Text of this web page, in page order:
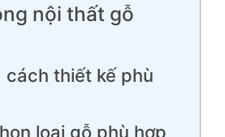
nội thất gỗ
cách thiết kế phù
loại gỗ phù hợp